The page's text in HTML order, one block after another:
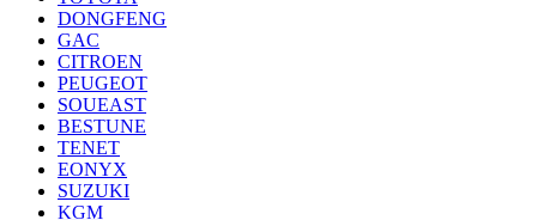
DONGFENG
GAC
CITROEN
PEUGEOT
SOUEAST
BESTUNE
TENET
EONYX
SUZUKI
KGM